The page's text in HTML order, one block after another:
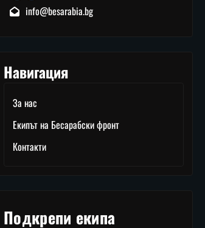
info@besarabia.bg
Навигация
За нас
Екипът на Бесарабски фронт
Контакти
Подкрепи екипа